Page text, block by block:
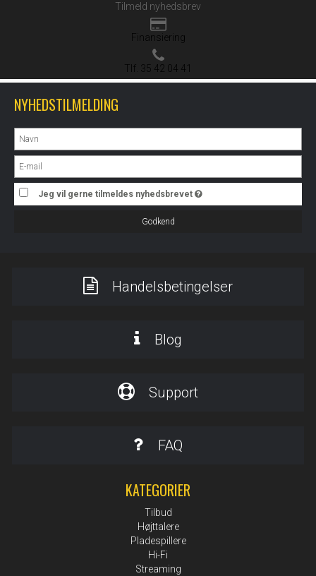
Tilmeld nyhedsbrev
Finansiering
Tlf. 35 42 04 41
NYHEDSTILMELDING
Jeg vil gerne tilmeldes nyhedsbrevet
Godkend
Handelsbetingelser
Blog
Support
FAQ
KATEGORIER
Tilbud
Højttalere
Pladespillere
Hi-Fi
Streaming